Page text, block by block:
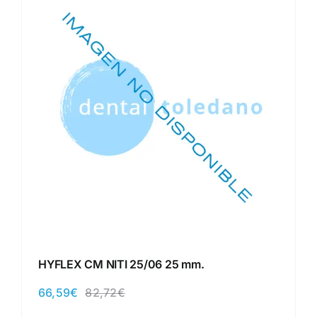
HYFLEX CM NITI 25/06 25 mm.
82,72€El
66,59€
El